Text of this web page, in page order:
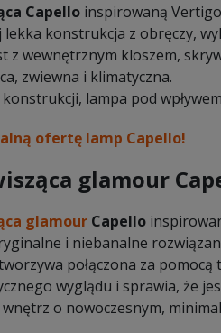
Capello inspirowaną
lekka konstrukcja z obręczy,
z wewnętrznym kloszem,
zwiewna i klimatyczna.
lampa pod
ofertę lamp Capello!
glamour
glamour Capello
i niebanalne
połączona za
wyglądu i sprawia, że
o nowoczesnym,